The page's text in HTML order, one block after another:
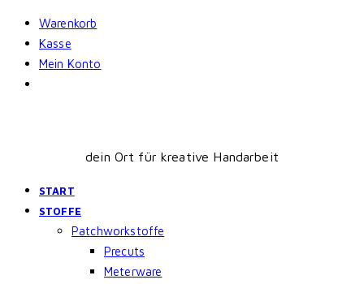
Skip
content
Warenkorb
Kasse
Mein Konto
dein Ort für kreative Handarbeit
START
STOFFE
Patchworkstoffe
Precuts
Meterware